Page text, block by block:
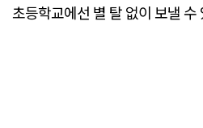
초등학교에선 별 탈 없이 보낼